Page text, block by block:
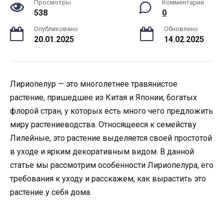
Просмотры
538
Комментарии
0
Опубликовано
20.01.2025
Обновлено
14.02.2025
Лириопелур — это многолетнее травянистое
растение, пришедшее из Китая и Японии, богатых
флорой стран, у которых есть много чего предложить
миру растениеводства. Относящееся к семейству
Лилейные, это растение выделяется своей простотой
в уходе и ярким декоративным видом. В данной
статье мы рассмотрим особенности Лириопелура, его
требования к уходу и расскажем, как вырастить это
растение у себя дома.